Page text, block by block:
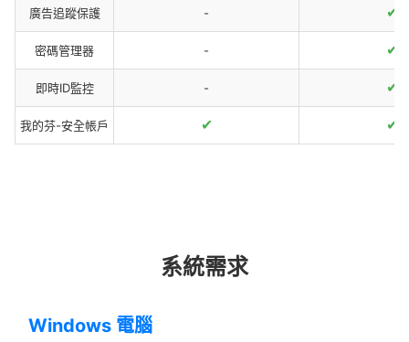
廣告追蹤保護 - ✔
密碼管理器 - ✔
即時ID監控 - ✔
我的芬-安全帳戶 ✔ ✔
系統需求
Windows 電腦